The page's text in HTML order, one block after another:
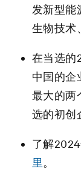
发新型能
生物技术
在当选的
中国的企
最大的两
选的初创
了解
里。